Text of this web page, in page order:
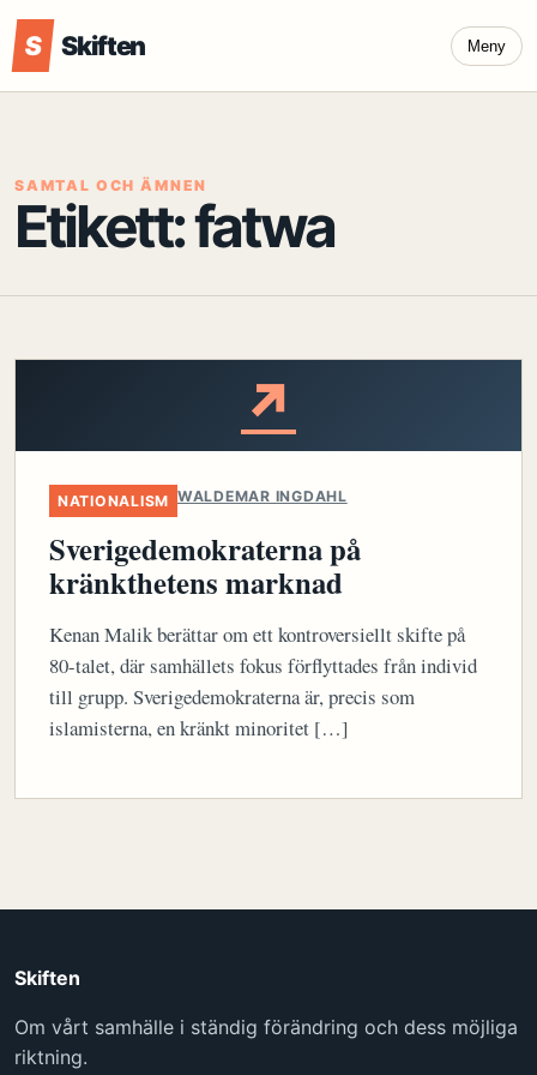
S Skiften Meny
SAMTAL OCH ÄMNEN
Etikett:fatwa
↗
NATIONALISM WALDEMAR INGDAHL
Sverigedemokraterna på
kränkthetens marknad
Kenan Malik berättar om ett kontroversiellt skifte på
80-talet, där samhällets fokus förflyttades från individ
till grupp. Sverigedemokraterna är, precis som
islamisterna, en kränkt minoritet […]
Skiften
Om vårt samhälle i ständig förändring och dess möjliga
riktning.